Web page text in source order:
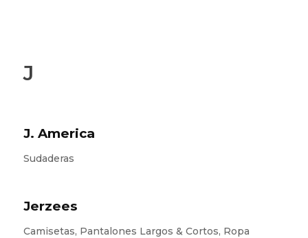
J
J. America
Sudaderas
Jerzees
Camisetas, Pantalones Largos & Cortos, Ropa